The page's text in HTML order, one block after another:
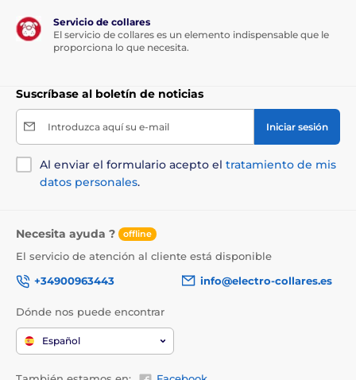
Servicio de collares
El servicio de collares es un elemento indispensable que le
proporciona lo que necesita.
Suscríbase al boletín de noticias
Introduzca aquí su e-mail Iniciar sesión
Al enviar el formulario acepto el tratamiento de mis
datos personales.
Necesita ayuda ? offline
El servicio de atención al cliente está disponible
+34900963443
info@electro-collares.es
Dónde nos puede encontrar
Español